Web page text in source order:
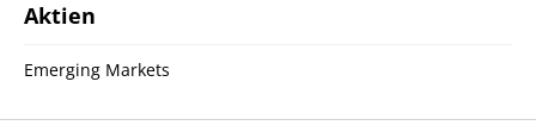
Aktien
Emerging Markets